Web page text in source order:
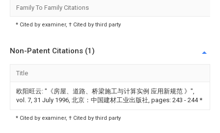
Family To Family Citations
* Cited by examiner, † Cited by third party
Non-Patent Citations (1)
Title
欧阳旺云: "《房屋、道路、桥梁施工与计算实例 应用新规范 》",
vol. 7, 31 July 1996, 北京：中国建材工业出版社, pages: 243 - 244*
* Cited by examiner, † Cited by third party